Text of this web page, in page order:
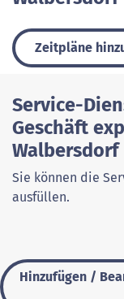
Zeitpläne
Service-
Geschäft
Walbersdorf
Sie können die
ausfüllen.
Hinzufügen /